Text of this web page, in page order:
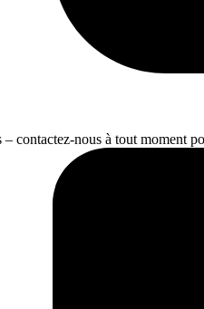
contactez-nous à tout moment